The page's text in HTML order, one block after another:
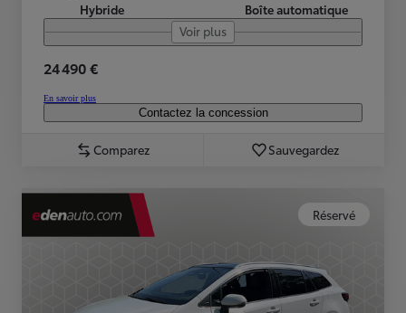
Hybride
Boîte automatique
Voir plus
24 490 €
En savoir plus
Contactez la concession
Comparez Sauvegardez
Réservé